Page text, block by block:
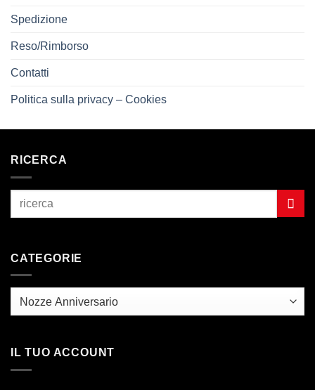
Spedizione
Reso/Rimborso
Contatti
Politica sulla privacy – Cookies
RICERCA
CATEGORIE
IL TUO ACCOUNT